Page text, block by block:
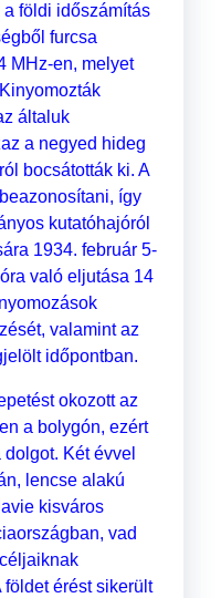
földi időszámítás
furcsa
MHz-en, melyet
általuk
a negyed hideg
bocsátották ki. A
így
kutatóhajóról
1934. február 5-
való eljutása 14
valamint az
időpontban.
okozott az
a bolygón, ezért
Két évvel
lencse alakú
kisváros
vad
érést sikerült